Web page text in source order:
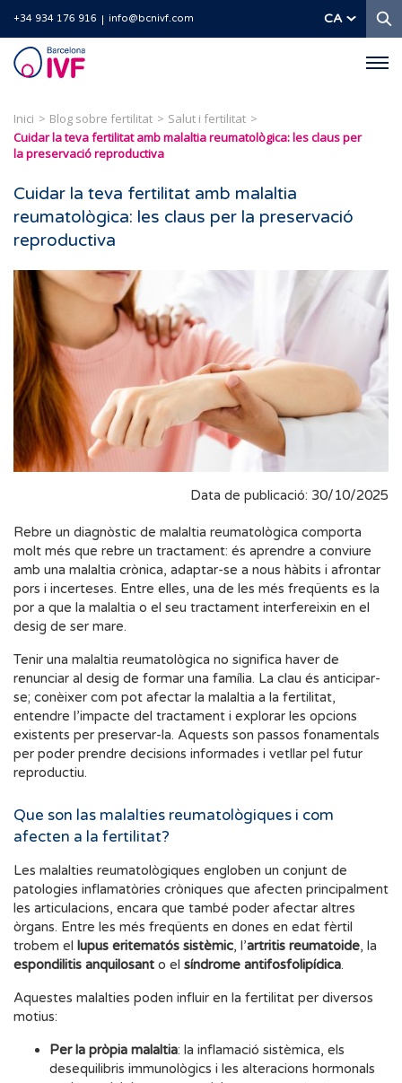
+34 934 176 916 info@bcnivf.com CA
Barcelona
IVF
Inici Blog sobre fertilitat
Salut i fertilitat
Cuidar la teva fertilitat amb malaltia reumatològica: les claus per
la preservació reproductiva
Cuidar la teva fertilitat amb malaltia
reumatològica: les claus per la preservació
reproductiva
Data de publicació: 30/10/2025
Rebre un diagnòstic de malaltia reumatològica comporta
molt més que rebre un tractament: és aprendre a conviure
amb una malaltia crònica, adaptar-se a nous hàbits i afrontar
pors i incerteses. Entre elles, una de les més freqüents es la
por a que la malaltia o el seu tractament interfereixin en el
desig de ser mare.
Tenir una malaltia reumatològica no significa haver de
renunciar al desig de formar una família. La clau és anticipar-
se; conèixer com pot afectar la malaltia a la fertilitat,
entendre l’impacte del tractament i explorar les opcions
existents per preservar-la. Aquests son passos fonamentals
per poder prendre decisions informades i vetllar pel futur
reproductiu.
Que son las malalties reumatològiques i com
afecten a la fertilitat?
Les malalties reumatològiques engloben un conjunt de
patologies inflamatòries cròniques que afecten principalment
les articulacions, encara que també poder afectar altres
òrgans. Entre les més freqüents en dones en edat fèrtil
trobem el lupus eritematós sistèmic, l’artritis reumatoide, la
espondilitis anquilosant o el síndrome antifosfolipídica.
Aquestes malalties poden influir en la fertilitat per diversos
motius:
Per la pròpia malaltia: la inflamació sistèmica, els
desequilibris immunològics i les alteracions hormonals